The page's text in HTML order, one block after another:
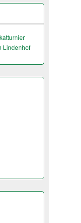
Lindenhof